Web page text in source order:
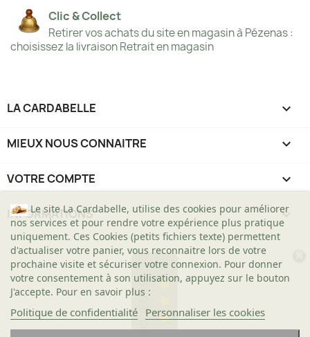
Clic & Collect
Retirer vos achats du site en magasin à Pézenas :
choisissez la livraison Retrait en magasin
Le site La Cardabelle, utilise des cookies pour améliorer
nos services et pour rendre votre expérience plus pratique
uniquement. Ces Cookies (petits fichiers texte) permettent
d'actualiser votre panier, vous reconnaitre lors de votre
prochaine visite et sécuriser votre connexion. Pour donner
votre consentement à son utilisation, appuyez sur le bouton
J'accepte. Pour en savoir plus :
Politique de confidentialité Personnaliser les cookies
LA CARDABELLE 
MIEUX NOUS CONNAITRE 
VOTRE COMPTE 
INFORMATIONS keyboard_arrow_down
AVIS CLIENTS